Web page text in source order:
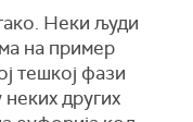
Неки људи
на пример
тешкој фази
других